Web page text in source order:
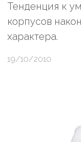
Тенденция к
корпусов
характера.
19/10/2010